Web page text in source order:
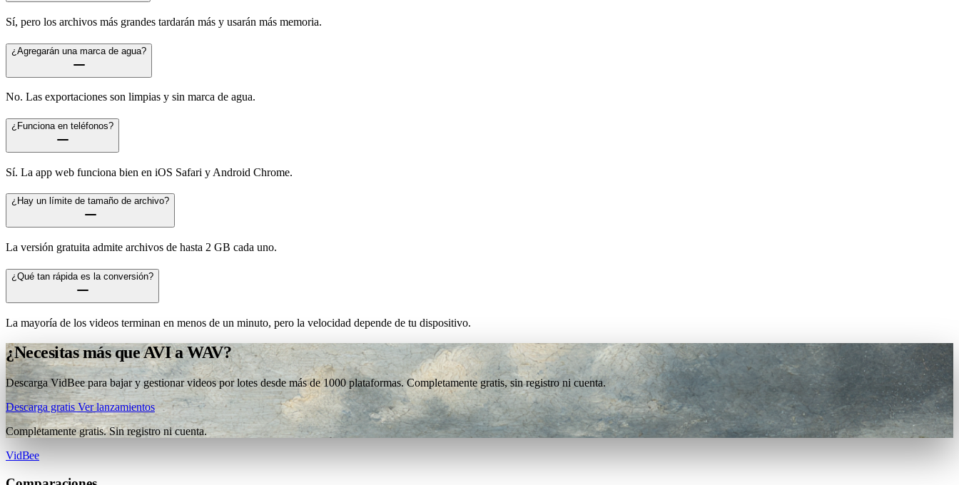
Sí, pero los archivos más grandes tardarán más y usarán más memoria.
¿Agregarán una marca de agua?
No. Las exportaciones son limpias y sin marca de agua.
¿Funciona en teléfonos?
Sí. La app web funciona bien en iOS Safari y Android Chrome.
¿Hay un límite de tamaño de archivo?
La versión gratuita admite archivos de hasta 2 GB cada uno.
¿Qué tan rápida es la conversión?
La mayoría de los videos terminan en menos de un minuto, pero la velocidad depende de tu dispositivo.
¿Necesitas más que AVI a WAV?
Descarga VidBee para bajar y gestionar videos por lotes desde más de 1000 plataformas. Completamente gratis, sin registro ni cuenta.
Descarga gratis Ver lanzamientos
Completamente gratis. Sin registro ni cuenta.
VidBee